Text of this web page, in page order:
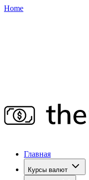
Home
Главная
Курсы валют